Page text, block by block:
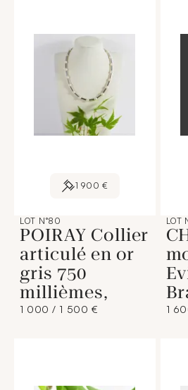
1 900 €
LOT N°80
POIRAY Collier
articulé en or
gris 750
millièmes,
1 000 / 1 500 €
LOT
1